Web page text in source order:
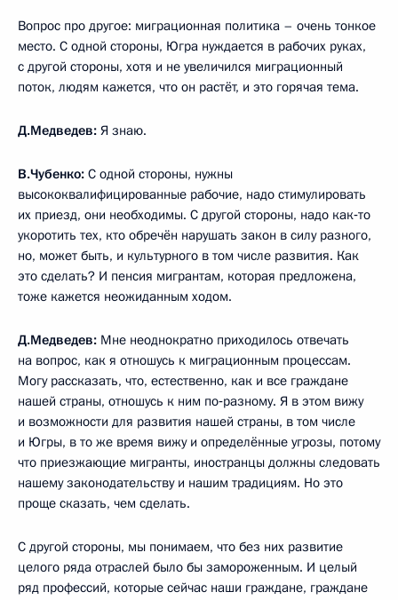
Вопрос про другое: миграционная политика – очень тонкое
место. С одной стороны, Югра нуждается в рабочих руках,
с другой стороны, хотя и не увеличился миграционный
поток, людям кажется, что он растёт, и это горячая тема.
Д.Медведев: Я знаю.
В.Чубенко: С одной стороны, нужны
высококвалифицированные рабочие, надо стимулировать
их приезд, они необходимы. С другой стороны, надо как‑то
укоротить тех, кто обречён нарушать закон в силу разного,
но, может быть, и культурного в том числе развития. Как
это сделать? И пенсия мигрантам, которая предложена,
тоже кажется неожиданным ходом.
Д.Медведев: Мне неоднократно приходилось отвечать
на вопрос, как я отношусь к миграционным процессам.
Могу рассказать, что, естественно, как и все граждане
нашей страны, отношусь к ним по‑разному. Я в этом вижу
и возможности для развития нашей страны, в том числе
и Югры, в то же время вижу и определённые угрозы, потому
что приезжающие мигранты, иностранцы должны следовать
нашему законодательству и нашим традициям. Но это
проще сказать, чем сделать.
С другой стороны, мы понимаем, что без них развитие
целого ряда отраслей было бы замороженным. И целый
ряд профессий, которые сейчас наши граждане, граждане